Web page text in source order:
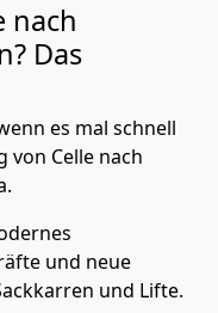
nach
Das
es mal schnell
von Celle nach
und neue
und Lifte.